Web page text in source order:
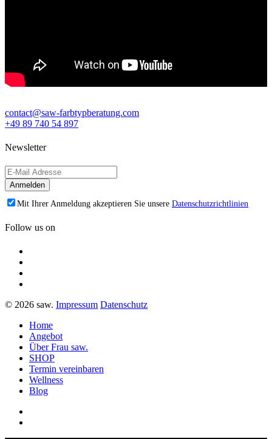
contact@saw-farbtypberatung.com
+49 89 740 54 897
Newsletter
Mit Ihrer Anmeldung akzeptieren Sie unsere Datenschutzrichtlinien
Follow us on
© 2026 saw. Impressum Datenschutz
Home
Angebot
Über Frau saw.
SHOP
Termin vereinbaren
Wellness
Blog